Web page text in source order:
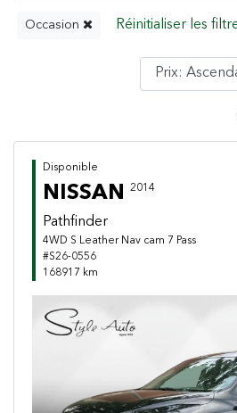
Occasion
Disponible
NISSAN 2014
Pathfinder
4WD S Leather Nav cam 7 Pass
#S26-0556
168917 km